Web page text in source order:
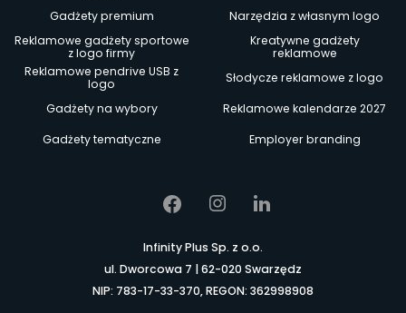
Gadżety premium
Narzędzia z własnym logo
Reklamowe gadżety sportowe
z logo firmy
Kreatywne gadżety
reklamowe
Reklamowe pendrive USB z
logo
Słodycze reklamowe z logo
Gadżety na wybory
Reklamowe kalendarze 2027
Gadżety tematyczne
Employer branding
Infinity Plus Sp. z o.o.
ul. Dworcowa 7 | 62-020 Swarzędz
NIP: 783-17-33-370, REGON: 362998908